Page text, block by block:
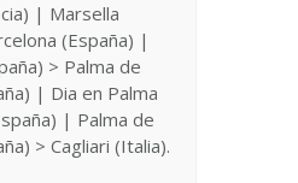
| Marsella
(España) |
> Palma de
| Dia en Palma
| Palma de
> Cagliari (Italia).